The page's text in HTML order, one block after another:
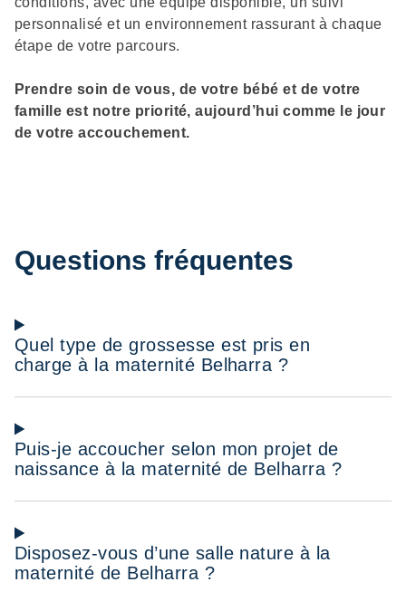
personnalisé et un environnement rassurant à chaque
étape de votre parcours.
Prendre soin de vous, de votre bébé et de votre
famille est notre priorité, aujourd’hui comme le jour
de votre accouchement.
Questions fréquentes
Quel type de grossesse est pris en
charge à la maternité Belharra ?
Puis-je accoucher selon mon projet de
naissance à la maternité de Belharra ?
Disposez-vous d’une salle nature à la
maternité de Belharra ?